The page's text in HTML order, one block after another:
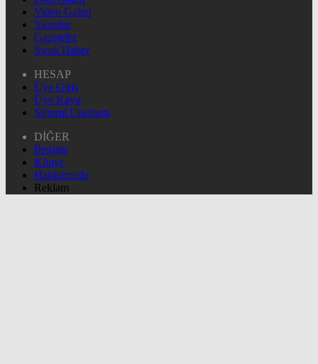
Video Galeri
Yazarlar
Gazeteler
Sıcak Haber
HESAP
Üye Giriş
Üye Kayıt
Şifremi Unuttum
DİĞER
İletişim
Künye
Hakkımızda
Reklam